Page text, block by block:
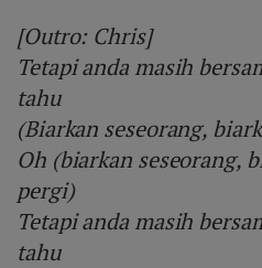
[Outro: Chris]
Tetapi anda masih
tahu
(Biarkan seseorang,
Oh (biarkan seseorang,
pergi)
Tetapi anda masih
tahu